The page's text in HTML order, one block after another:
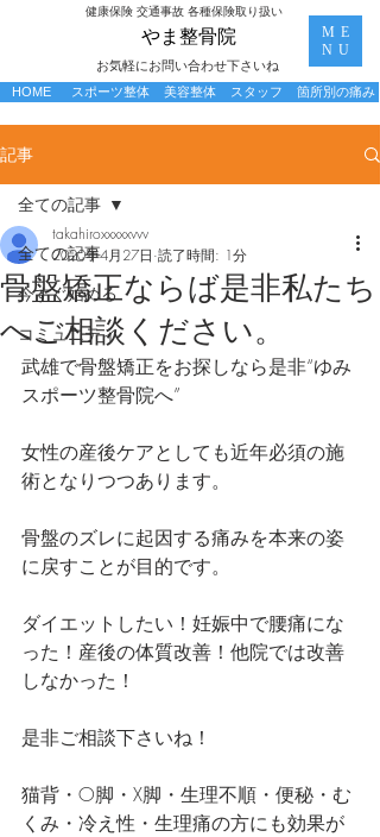
お気軽にお問い合わせ下さいね
​やま整骨院
​健康保険 交通事故 各種保険取り扱い
ME
NU
スポーツ整体 美容整体 箇所別の痛み
HOME スタッフ
記事
全ての記事
今すぐ始める
コミュニティ
全ての記事
骨盤矯正ならば是非私たち
へご相談ください。
takahiroxxxxxvvv
2020年4月27日 読了時間: 1分
武雄で骨盤矯正をお探しなら是非“ゆみ
スポーツ整骨院へ”
女性の産後ケアとしても近年必須の施
術となりつつあります。
骨盤のズレに起因する痛みを本来の姿
に戻すことが目的です。
ダイエットしたい！妊娠中で腰痛にな
った！産後の体質改善！他院では改善
しなかった！
是非ご相談下さいね！
猫背・O脚・X脚・生理不順・便秘・む
くみ・冷え性・生理痛の方にも効果が